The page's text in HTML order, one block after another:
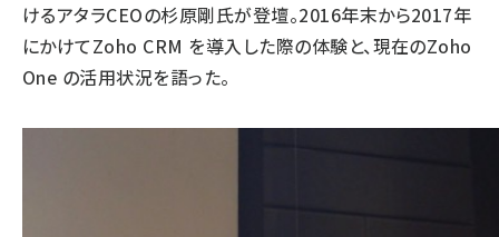
けるアタラCEOの杉原剛氏が登壇。2016年末から2017年
にかけてZoho CRM を導入した際の体験と、現在のZoho
One の活用状況を語った。